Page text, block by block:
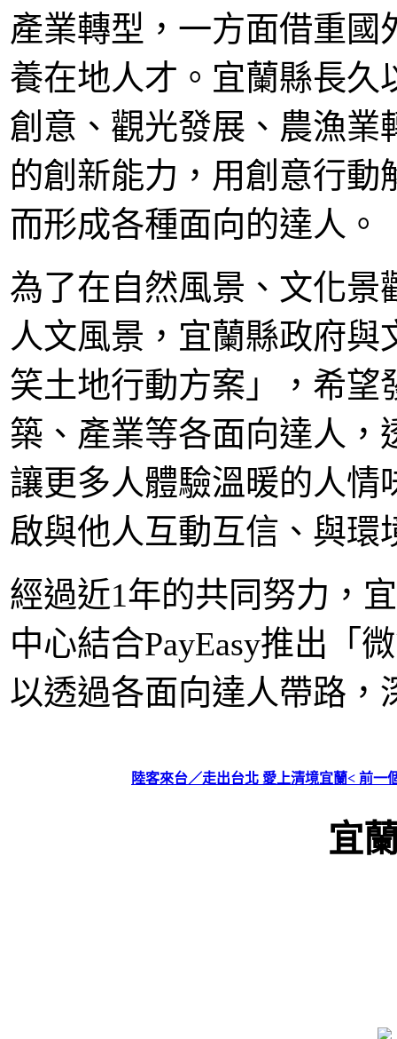
產業轉型，一方面借重
養在地人才。宜蘭縣長久
創意、觀光發展、農漁業
的創新能力，用創意行
而形成各種面向的達人。
為了在自然風景、文化景
人文風景，宜蘭縣政府
笑土地行動方案」，希望
築、產業等各面向達人，
讓更多人體驗溫暖的人情
啟與他人互動互信、與環
經過近1年的共同努力，
中心結合PayEasy推出「
以透過各面向達人帶路，
陸客來台／走出台北 愛上清境宜蘭< 前一
宜